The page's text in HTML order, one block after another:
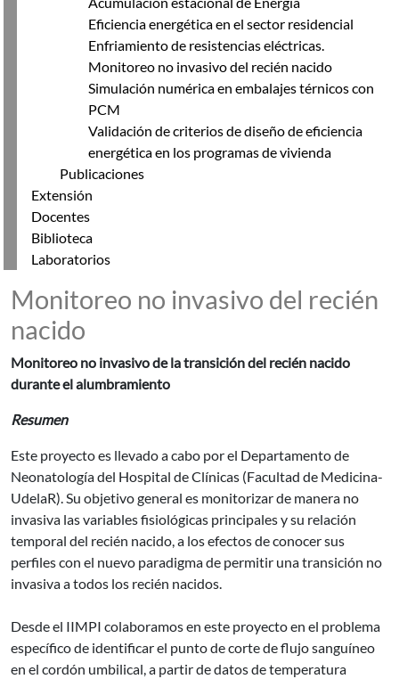
Eficiencia energética en el sector residencial
Enfriamiento de resistencias eléctricas.
Monitoreo no invasivo del recién nacido
Simulación numérica en embalajes térnicos con
PCM
Validación de criterios de diseño de eficiencia
energética en los programas de vivienda
Publicaciones
Extensión
Docentes
Biblioteca
Laboratorios
Monitoreo no invasivo del recién
nacido
Monitoreo no invasivo de la transición del recién nacido
durante el alumbramiento
Resumen
Este proyecto es llevado a cabo por el Departamento de
Neonatología del Hospital de Clínicas (Facultad de Medicina-
UdelaR). Su objetivo general es monitorizar de manera no
invasiva las variables fisiológicas principales y su relación
temporal del recién nacido, a los efectos de conocer sus
perfiles con el nuevo paradigma de permitir una transición no
invasiva a todos los recién nacidos.
Desde el IIMPI colaboramos en este proyecto en el problema
específico de identificar el punto de corte de flujo sanguíneo
en el cordón umbilical, a partir de datos de temperatura